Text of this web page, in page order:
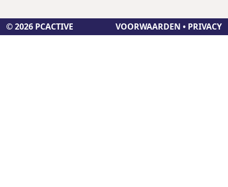
© 2026 PCACTIVE VOORWAARDEN • PRIVACY